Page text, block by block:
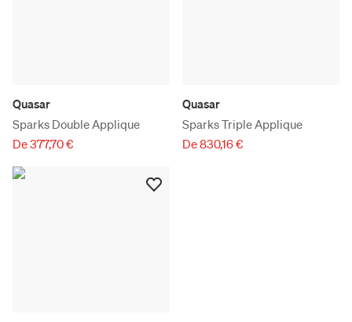
Quasar
Sparks Double Applique
De 377,70 €
Quasar
Sparks Triple Applique
De 830,16 €